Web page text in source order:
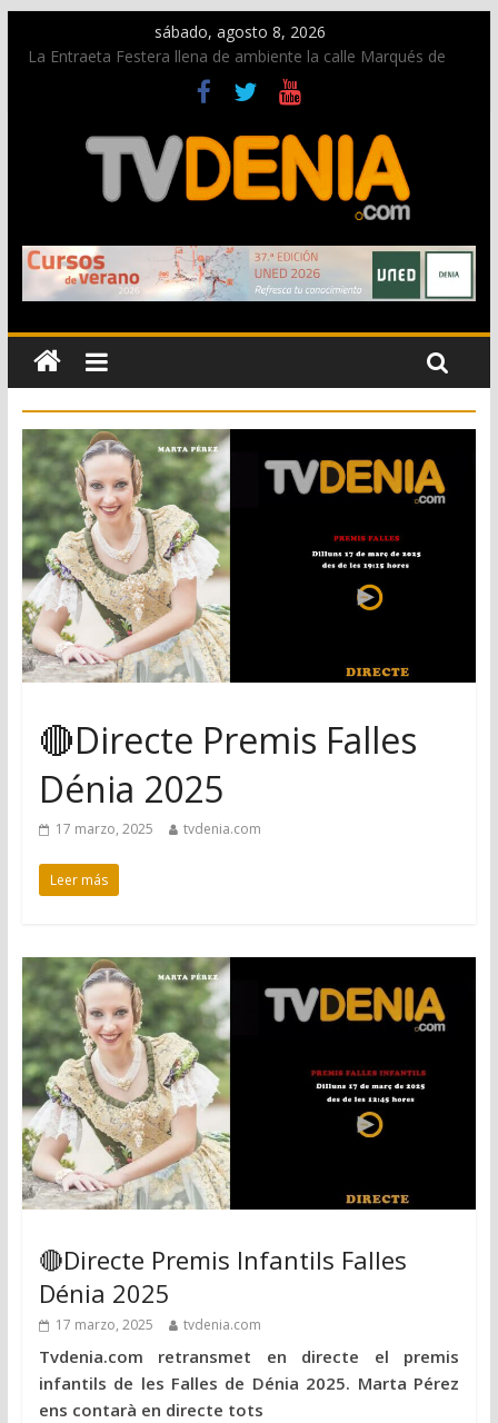
sábado, agosto 8, 2026
La Entraeta Festera llena de ambiente la calle Marqués de
Campo con la recepción a la Capitanía Cristiana
Dos personas fallecen en un grave accidente en la N-332
entre Benissa y Calp
Una nueva oportunidad para donar sangre en Cruz Roja
El bando moro protagonista en la Segunda Entraeta Festera
Paco Adsuar dona al Arxiu de Dénia más de 50.000 imágenes
de la memoria visual de la ciudad
🔴Directe Premis Falles
Dénia 2025
17 marzo, 2025 tvdenia.com
Leer más
🔴Directe Premis Infantils Falles
Dénia 2025
17 marzo, 2025 tvdenia.com
Tvdenia.com retransmet en directe el premis
infantils de les Falles de Dénia 2025. Marta Pérez
ens contarà en directe tots